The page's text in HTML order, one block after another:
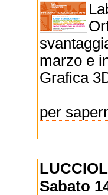
marzo e
Grafica
per
Sabato